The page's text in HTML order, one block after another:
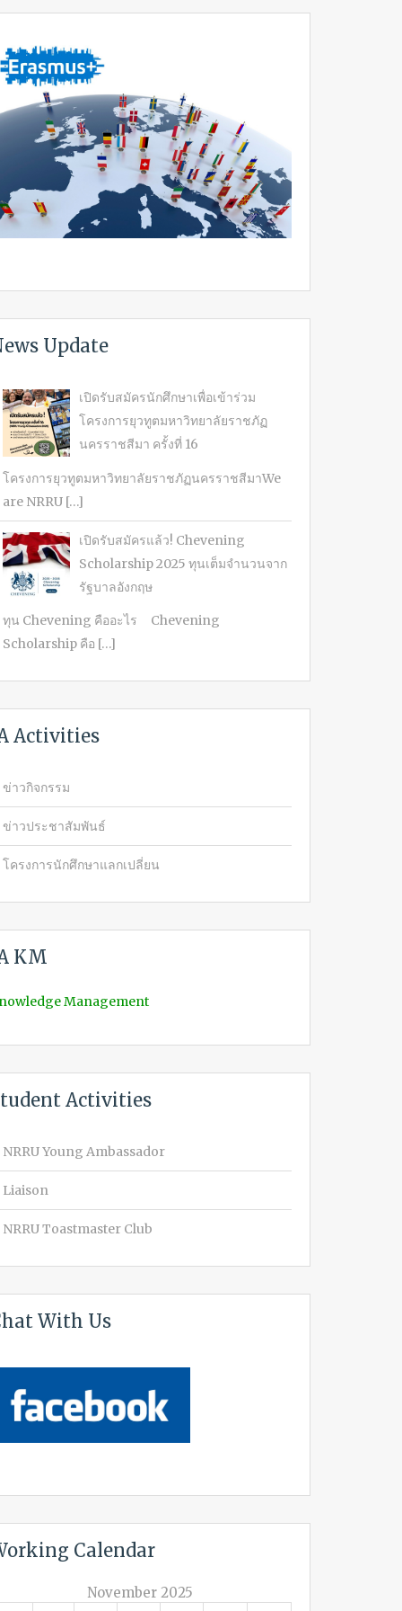
Update
เปิดรับสมัครนักศึกษาเพื่อเข้าร่วม
โครงการยุวทูตมหาวิทยาลัยราชภัฏ
นครราชสีมา ครั้งที่ 16
โครงการยุวทูตมหาวิทยาลัยราชภัฏนครราชสีมาWe
are NRRU […]
เปิดรับสมัครแล้ว! Chevening
Scholarship 2025 ทุนเต็มจำนวนจาก
รัฐบาลอังกฤษ
ทุน Chevening คืออะไร Chevening
Scholarship คือ […]
Activities
ข่าวกิจกรรม
ข่าวประชาสัมพันธ์
โครงการนักศึกษาแลกเปลี่ยน
KM
Management
Activities
NRRU Young Ambassador
Liaison
NRRU Toastmaster Club
With Us
Calendar
November 2025